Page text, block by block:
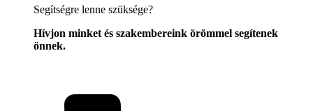
Segítségre lenne szüksége?
Hívjon minket és szakembereink örömmel segítenek
önnek.